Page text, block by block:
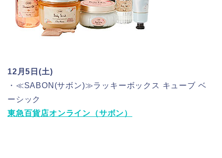
12月5日(土)
・≪SABON(サボン)≫ラッキーボックス キューブ ベ
ーシック
東急百貨店オンライン（サボン）